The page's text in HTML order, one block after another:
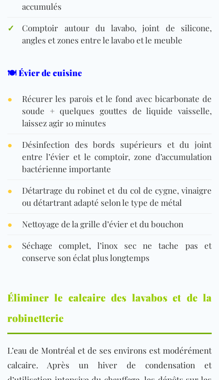
accumulés
✓
Comptoir autour du lavabo, joint de silicone,
angles et zones entre le lavabo et le meuble
🍽️ Évier de cuisine
●
Récurer les parois et le fond avec bicarbonate de
soude + quelques gouttes de liquide vaisselle,
laissez agir 10 minutes
●
Désinfection des bords supérieurs et du joint
entre l’évier et le comptoir, zone d’accumulation
bactérienne importante
●
Détartrage du robinet et du col de cygne, vinaigre
ou détartrant adapté selon le type de métal
●
Nettoyage de la grille d’évier et du bouchon
●
Séchage complet, l’inox sec ne tache pas et
conserve son éclat plus longtemps
Éliminer le calcaire des lavabos et de la
robinetterie
L’eau de Montréal et de ses environs est modérément
calcaire. Après un hiver de condensation et